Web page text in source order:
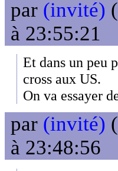
par (invité)
à 23:55:21
Et dans un peu
cross aux US.
On va essayer
par (invité)
à 23:48:56